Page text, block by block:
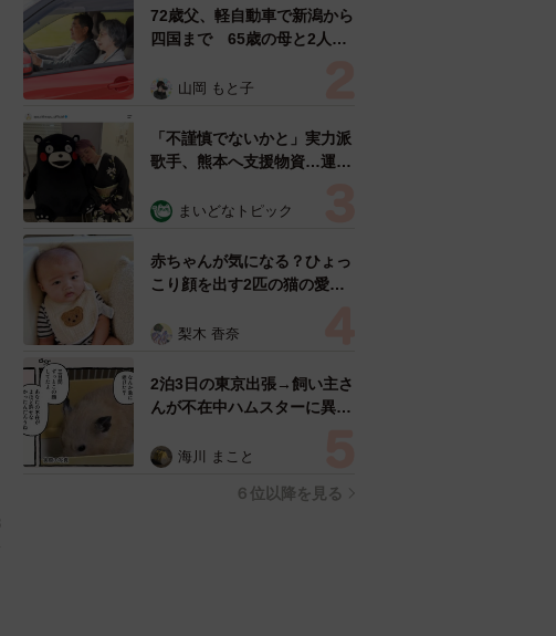
72歳父、軽自動車で新潟から
四国まで 65歳の母と2人で
憩まで分刻み… 「大学生で
山岡 もと子
「不謹慎でないかと」実力派
歌手、熊本へ支援物資…運搬
めらい 「痛いほど伝わる」
まいどなトピック
赤ちゃんが気になる？ひょっ
こり顔を出す2匹の猫の愛ら
わいい構図あります？」「ベ
梨木 香奈
2泊3日の東京出張→飼い主さ
んが不在中ハムスターに異
「急に老けた？」【漫画】
海川 まこと
６位以降を見る